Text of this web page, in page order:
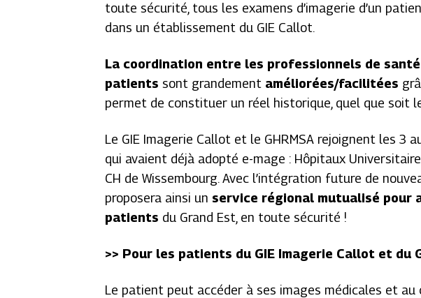
toute sécurité, tous les examens d’imagerie d’un
dans un établissement du GIE Callot.
La coordination entre les professionnels de santé
patientssont grandement améliorées/facilitées
permet de constituer un réel historique, quel que soit
Le GIE Imagerie Callot et le GHRMSA rejoignent les 3
qui avaient déjà adopté e-mage : Hôpitaux
CH de Wissembourg. Avec l’intégration future de
proposera ainsi un service régional mutualisé pour
patients du Grand Est, en toute sécurité !
>> Pour les patients du GIE Imagerie Callot et du
Le patient peut accéder à ses images médicales et au